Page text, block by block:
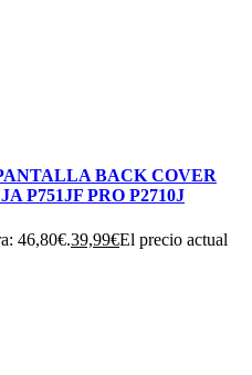
BACK COVER
P751JF PRO P2710J
46,80€.39,99€El precio actual